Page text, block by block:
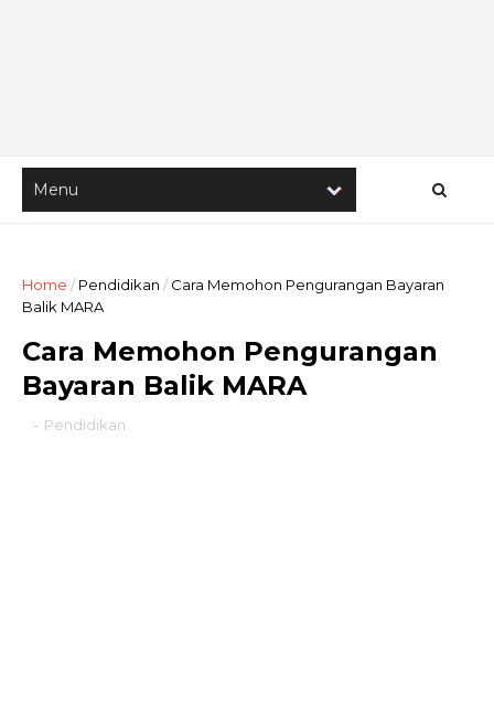
Home / Pendidikan / Cara Memohon Pengurangan Bayaran
Balik MARA
Cara Memohon Pengurangan
Bayaran Balik MARA
- Pendidikan